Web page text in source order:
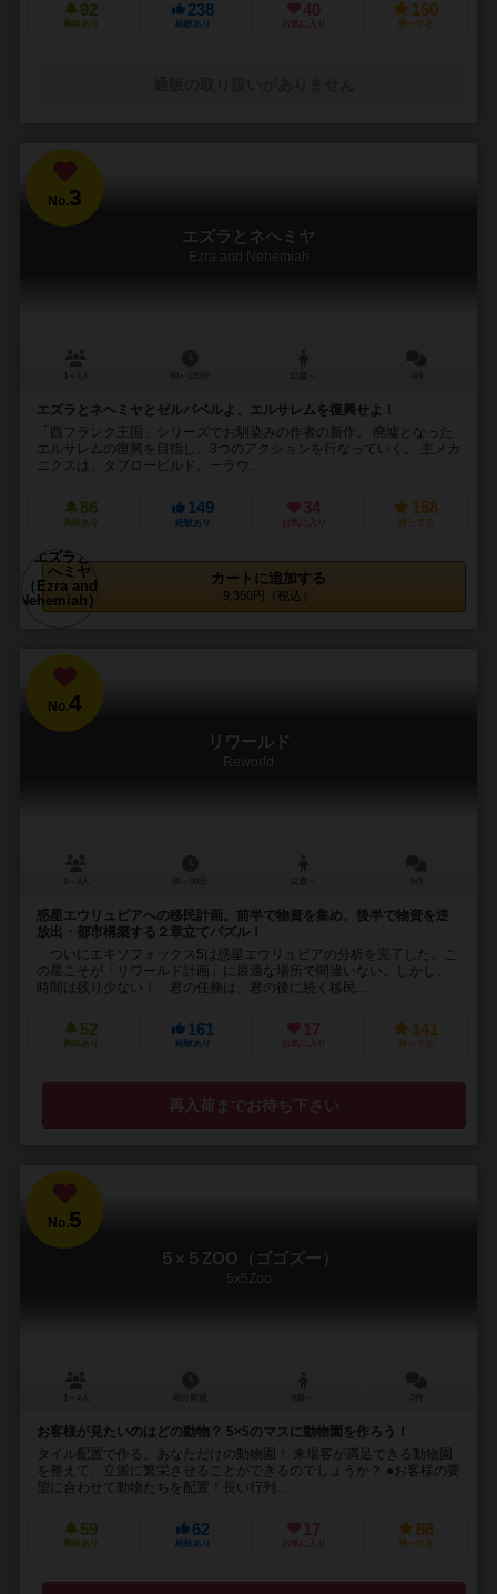
92
興味あり
238
経験あり
40
お気に入り
150
持ってる
No.3
エズラとネヘミヤ
Ezra and Nehemiah
エズラとネヘミヤとゼルバベルよ、エルサレムを復興せよ！
「西フランク王国」シリーズでお馴染みの作者の新作。 廃墟となった
エルサレムの復興を目指し、3つのアクションを行なっていく。 主メカ
ニクスは、タブロービルド。一ラウ...
86
興味あり
149
経験あり
34
お気に入り
158
持ってる
カートに追加する
9,350円（税込）
No.4
リワールド
Reworld
惑星エウリュビアへの移民計画。前半で物資を集め、後半で物資を逆
放出・都市構築する２章立てパズル！
ついにエキソフォックス5は惑星エウリュビアの分析を完了した。こ
の星こそが「リワールド計画」に最適な場所で間違いない。しかし、
時間は残り少ない！ 君の任務は、君の後に続く移民...
52
興味あり
161
経験あり
17
お気に入り
141
持ってる
再入荷までお待ち下さい
No.5
５×５ZOO（ゴゴズー）
5x5Zoo
お客様が見たいのはどの動物？ 5×5のマスに動物園を作ろう！
タイル配置で作る、あなただけの動物園！ 来場客が満足できる動物園
を整えて、立派に繁栄させることができるのでしょうか？ ●お客様の要
望に合わせて動物たちを配置！長い行列...
59
興味あり
62
経験あり
17
お気に入り
88
持ってる